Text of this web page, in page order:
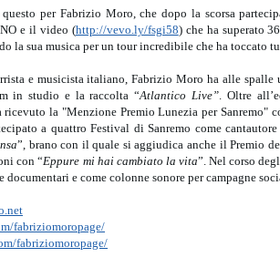
per Fabrizio Moro, che dopo la scorsa
e il video (http://vevo.ly/fsgi58) che ha superato
la sua musica per un tour incredibile che ha toccato
e musicista italiano, Fabrizio Moro ha alle spalle
in studio e la raccolta “Atlantico Live”. Oltre
la "Menzione Premio Lunezia per Sanremo"
a quattro Festival di Sanremo come
”, brano con il quale si aggiudica anche il Premio
con “Eppure mi hai cambiato la vita”. Nel corso
e come colonne sonore per campagne
fabriziomoropage/
fabriziomoropage/